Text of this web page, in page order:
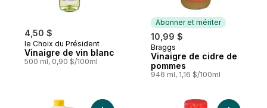
4,50 $
le Choix du Président
Vinaigre de vin blanc
500 ml, 0,90 $/100ml
Abonner et mériter
10,99 $
Abonner et mériter
Braggs
Vinaigre de cidre de
pommes
946 ml, 1,16 $/100ml